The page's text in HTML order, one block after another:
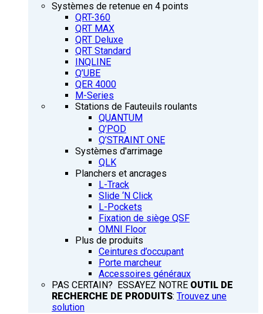
Systèmes de retenue en 4 points
QRT-360
QRT MAX
QRT Deluxe
QRT Standard
INQLINE
Q’UBE
QER 4000
M-Series
Stations de Fauteuils roulants
QUANTUM
Q’POD
Q’STRAINT ONE
Systèmes d'arrimage
QLK
Planchers et ancrages
L-Track
Slide ‘N Click
L-Pockets
Fixation de siège QSF
OMNI Floor
Plus de produits
Ceintures d’occupant
Porte marcheur
Accessoires généraux
PAS CERTAIN? ESSAYEZ NOTRE OUTIL DE
RECHERCHE DE PRODUITS: Trouvez une
solution